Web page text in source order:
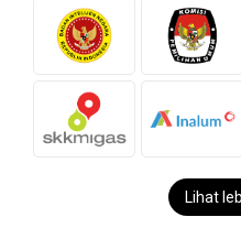
Lihat